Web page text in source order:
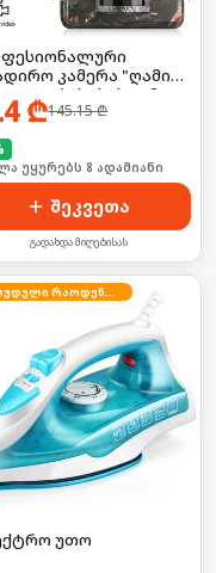
კამერა "ღამის
სისტემით
₾145.15₾
24სთ-ში იყიდა 8-მა
შეკვეთა
გადახდა მიღებისას
შეზღუდული რაოდენობა
უთო